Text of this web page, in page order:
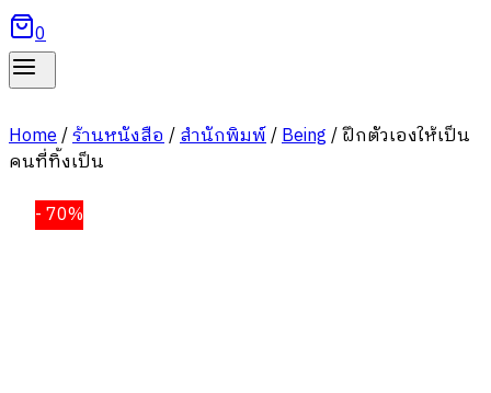
0
Home/ร้านหนังสือ/สำนักพิมพ์/Being/ฝึกตัวเองให้เป็น
คนที่ทิ้งเป็น
- 70%